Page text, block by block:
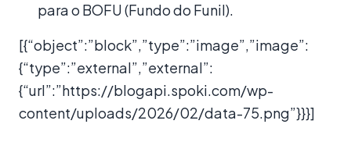
para o BOFU (Fundo do Funil).
[{“object”:”block”,”type”:”image”,”image”:
{“type”:”external”,”external”:
{“url”:”https://blogapi.spoki.com/wp-
content/uploads/2026/02/data-75.png”}}}]